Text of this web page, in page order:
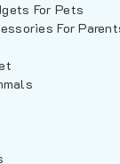
For Pets
For